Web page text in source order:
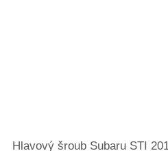
Hlavový šroub Subaru STI